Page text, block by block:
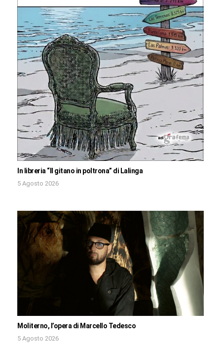
In libreria “Il gitano in poltrona” di Lalinga
5 Agosto 2026
Moliterno, l’opera di Marcello Tedesco
5 Agosto 2026